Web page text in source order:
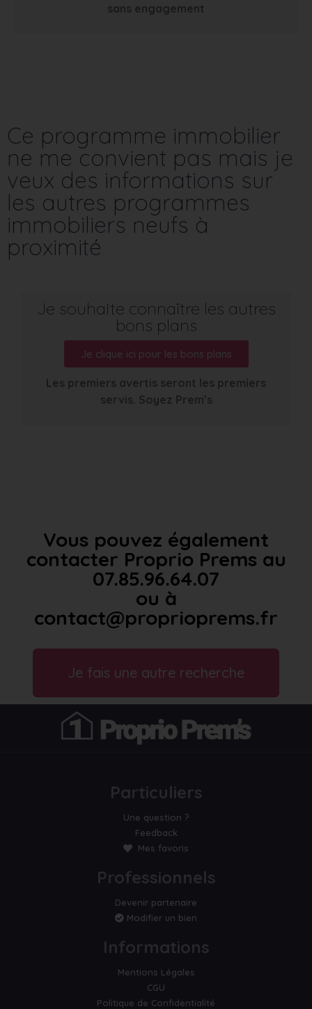
sans engagement
Ce programme immobilier
ne me convient pas mais je
veux des informations sur
les autres programmes
immobiliers neufs à
proximité
Je souhaite connaître les autres
bons plans
Je clique ici pour les bons plans
Les premiers avertis seront les premiers
servis. Soyez Prem’s
Vous pouvez également
contacter Proprio Prems au
07.85.96.64.07
ou à
contact@proprioprems.fr
Je fais une autre recherche
Particuliers
Une question ?
Feedback
Mes favoris
Professionnels
Devenir partenaire
Modifier un bien
Informations
Mentions Légales
CGU
Politique de Confidentialité